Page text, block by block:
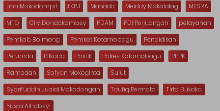
Limi Mokodompit
LKPJ Manado Meiddy Makalalag
MESRA
MTQ
Olly Dondokambey PDAM PDI Perjuangan
pelayanan
Pemkab Bolmong
Pemkot Kotamobagu
Pendidikan
Perumda
Pilkada Politik Polres Kotamobagu
PPPK
Ramadan
Sofyan Mokoginta
Sulut
Syarifuddin Juaidi Mokodongan
Taufiq Permata
Tirta Bukaka
Yusra Alhabsyi